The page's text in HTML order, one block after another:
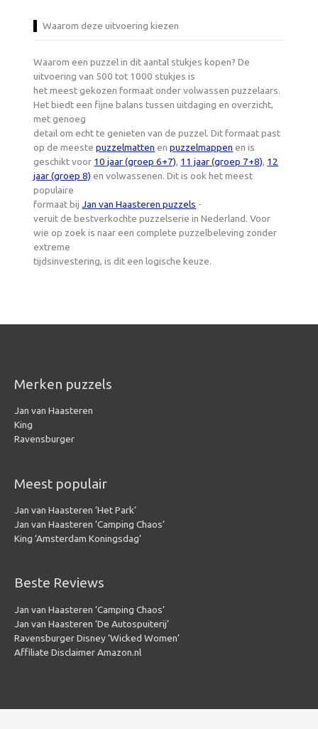
Waarom deze uitvoering kiezen
Waarom een puzzel in dit aantal stukjes kopen? De
uitvoering van 500 tot 1000 stukjes is
het meest gekozen formaat onder volwassen puzzelaars.
Het biedt een fijne balans tussen uitdaging en overzicht,
met genoeg
detail om echt te genieten van de puzzel. Dit formaat past
op de meestepuzzelmatten enpuzzelmappen en is
geschikt voor 10 jaar (groep 6+7), 11 jaar (groep 7+8), 12
jaar (groep 8) en volwassenen. Dit is ook het meest
populaire
formaat bijJan van Haasteren puzzels -
veruit de bestverkochte puzzelserie in Nederland. Voor
wie op zoek is naar een complete puzzelbeleving zonder
extreme
tijdsinvestering, is dit een logische keuze.
Merken puzzels
Jan van Haasteren
King
Ravensburger
Meest populair
Jan van Haasteren ‘Het Park’
Jan van Haasteren ‘Camping Chaos’
King ‘Amsterdam Koningsdag’
Beste Reviews
Jan van Haasteren ‘Camping Chaos’
Jan van Haasteren ‘De Autospuiterij’
Ravensburger Disney ‘Wicked Women’
Affiliate Disclaimer Amazon.nl